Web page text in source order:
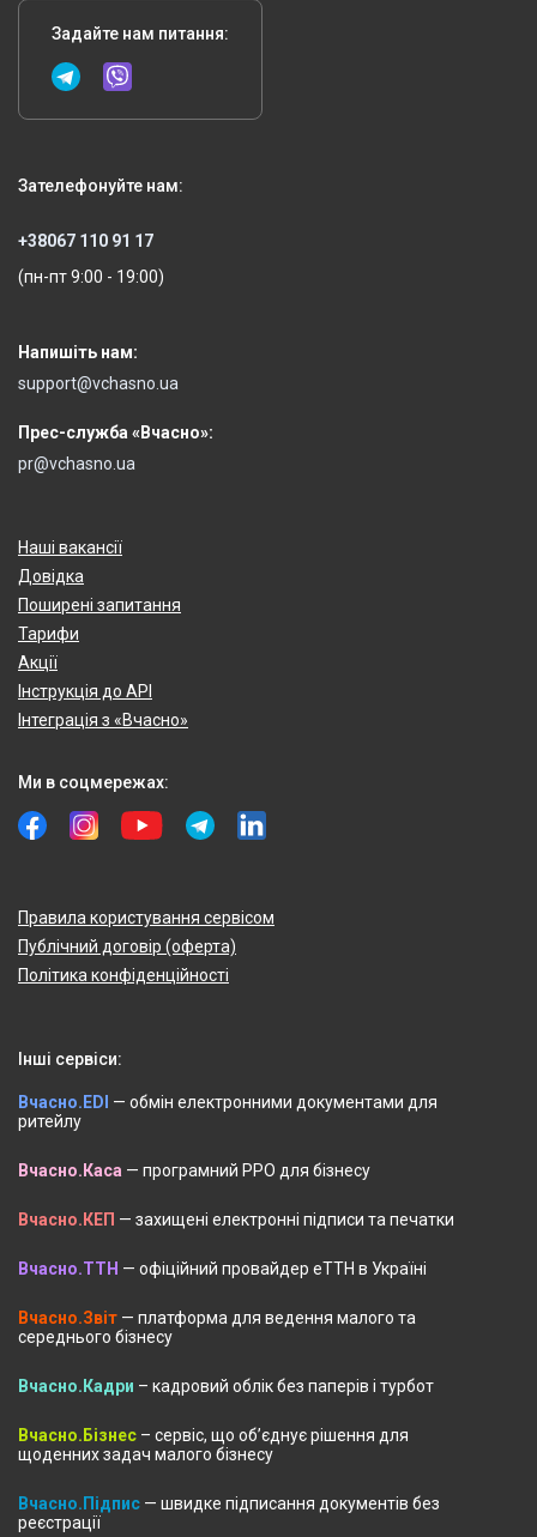
Задайте нам питання:
Зателефонуйте нам:
+38067 110 91 17
(пн-пт 9:00 - 19:00)
Напишіть нам:
support@vchasno.ua
Прес-служба «Вчасно»:
pr@vchasno.ua
Наші вакансії
Довідка
Поширені запитання
Тарифи
Акції
Інструкція до API
Інтеграція з «Вчасно»
Ми в соцмережах:
Правила користування сервісом
Публічний договір (оферта)
Політика конфіденційності
Інші сервіси:
Вчасно.EDI — обмін електронними документами для
ритейлу
Вчасно.Каса — програмний РРО для бізнесу
Вчасно.КЕП — захищені електронні підписи та печатки
Вчасно.ТТН — офіційний провайдер еТТН в Україні
Вчасно.Звіт — платформа для ведення малого та
середнього бізнесу
Вчасно.Кадри – кадровий облік без паперів і турбот
Вчасно.Бізнес – сервіс, що об’єднує рішення для
щоденних задач малого бізнесу
Вчасно.Підпис — швидке підписання документів без
реєстрації